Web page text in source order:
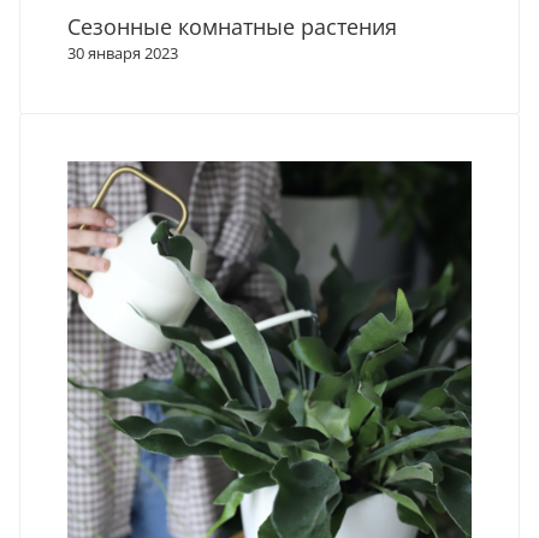
30 января 2023
Сезонные комнатные растения